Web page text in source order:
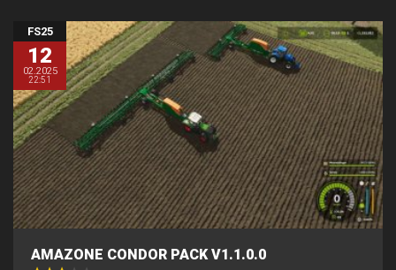
FS25
12
02.2025
22:51
AMAZONE CONDOR PACK V1.1.0.0